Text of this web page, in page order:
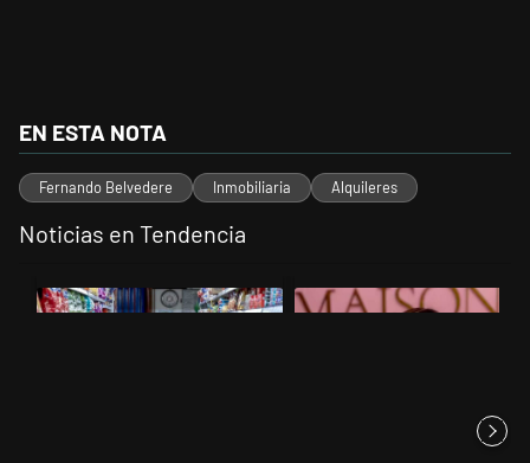
EN ESTA NOTA
Fernando Belvedere Inmobiliaria Alquileres
Noticias en Tendencia
Un artículo de tendencia con el título "La inflación en CABA marcó
Un artículo de tendencia con el